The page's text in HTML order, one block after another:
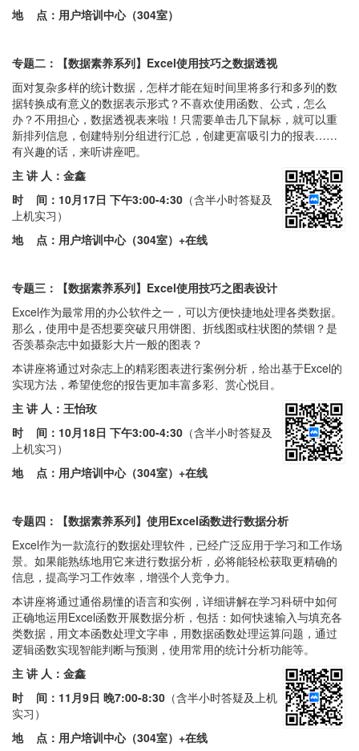
地 点： 用户培训中心（304室）
专题二：【数据素养系列】Excel使用技巧之数据透视
面对复杂多样的统计数据，怎样才能在短时间里将多行和多列的数
据转换成有意义的数据表示形式？不喜欢使用函数、公式，怎么
办？不用担心，数据透视表来啦！只需要单击几下鼠标，就可以重
新排列信息，创建特别分组进行汇总，创建更富吸引力的报表……
有兴趣的话，来听讲座吧。
主 讲 人：金鑫
时 间： 10月17日 下午3:00-4:30 （含半小时答疑及
上机实习）
地 点： 用户培训中心（304室）+在线
专题三：【数据素养系列】Excel使用技巧之图表设计
Excel作为最常用的办公软件之一，可以方便快捷地处理各类数据。
那么，使用中是否想要突破只用饼图、折线图或柱状图的禁锢？是
否羡慕杂志中如摄影大片一般的图表？
本讲座将通过对杂志上的精彩图表进行案例分析，给出基于Excel的
实现方法，希望使您的报告更加丰富多彩、赏心悦目。
主 讲 人：王怡玫
时 间： 10月18日 下午3:00-4:30 （含半小时答疑及
上机实习）
地 点：用户培训中心（304室）+在线
专题四：【数据素养系列】使用Excel函数进行数据分析
Excel作为一款流行的数据处理软件，已经广泛应用于学习和工作场
景。如果能熟练地用它来进行数据分析，必将能轻松获取更精确的
信息，提高学习工作效率，增强个人竞争力。
本讲座将通过通俗易懂的语言和实例，详细讲解在学习科研中如何
正确地运用Excel函数开展数据分析，包括：如何快速输入与填充各
类数据，用文本函数处理文字串，用数据函数处理运算问题，通过
逻辑函数实现智能判断与预测，使用常用的统计分析功能等。
主 讲 人：金鑫
时 间： 11月9日 晚7:00-8:30 （含半小时答疑及上机
实习）
地 点：用户培训中心（304室）+在线